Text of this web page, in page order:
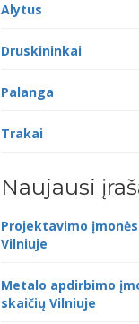
Alytus
Druskininkai
Palanga
Trakai
Naujausi
Projektavimo
Vilniuje
Metalo apdirbimo
skaičių Vilniuje